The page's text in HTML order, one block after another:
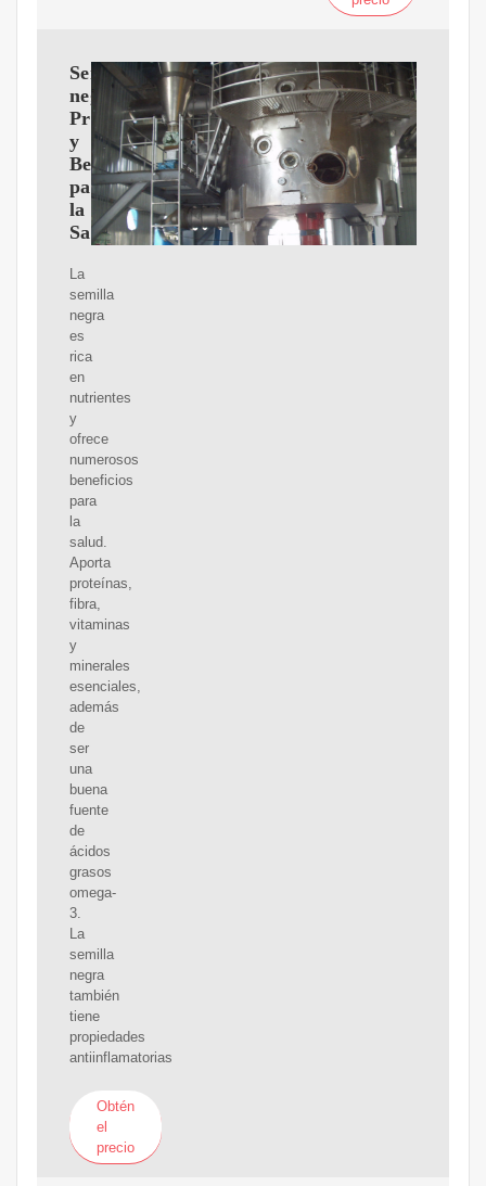
Semilla
negra:
Propiedades
y
Beneficios
para
la
Salud
La
semilla
negra
es
rica
en
nutrientes
y
ofrece
numerosos
beneficios
para
la
salud.
Aporta
proteínas,
fibra,
vitaminas
y
minerales
esenciales,
además
de
ser
una
buena
fuente
de
ácidos
grasos
omega-
3.
La
semilla
negra
también
tiene
propiedades
antiinflamatorias
Obtén
el
precio